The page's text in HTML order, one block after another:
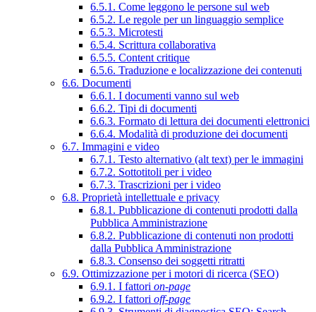
6.5.1. Come leggono le persone sul web
6.5.2. Le regole per un linguaggio semplice
6.5.3. Microtesti
6.5.4. Scrittura collaborativa
6.5.5. Content critique
6.5.6. Traduzione e localizzazione dei contenuti
6.6. Documenti
6.6.1. I documenti vanno sul web
6.6.2. Tipi di documenti
6.6.3. Formato di lettura dei documenti elettronici
6.6.4. Modalità di produzione dei documenti
6.7. Immagini e video
6.7.1. Testo alternativo (alt text) per le immagini
6.7.2. Sottotitoli per i video
6.7.3. Trascrizioni per i video
6.8. Proprietà intellettuale e privacy
6.8.1. Pubblicazione di contenuti prodotti dalla
Pubblica Amministrazione
6.8.2. Pubblicazione di contenuti non prodotti
dalla Pubblica Amministrazione
6.8.3. Consenso dei soggetti ritratti
6.9. Ottimizzazione per i motori di ricerca (SEO)
6.9.1. I fattori on-page
6.9.2. I fattori off-page